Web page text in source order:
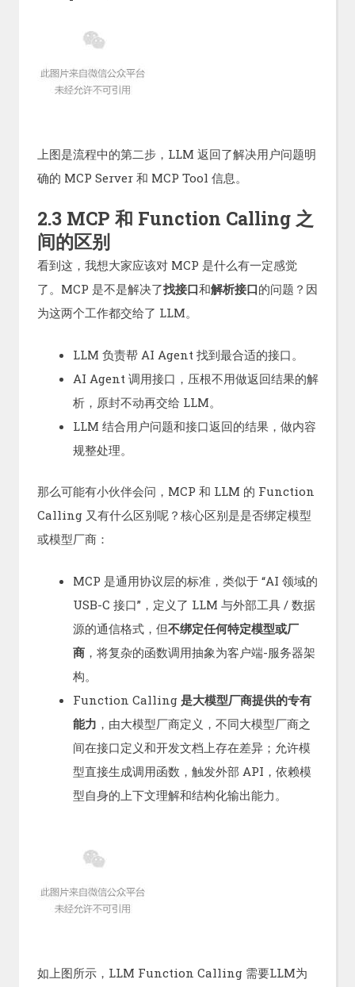
上图是流程中的第二步，LLM 返回了解决用户问题明
确的 MCP Server 和 MCP Tool 信息。
2.3 MCP 和 Function Calling 之
间的区别
看到这，我想大家应该对 MCP 是什么有一定感觉
了。MCP 是不是解决了找接口和解析接口的问题？因
为这两个工作都交给了 LLM。
LLM 负责帮 AI Agent 找到最合适的接口。
AI Agent 调用接口，压根不用做返回结果的解
析，原封不动再交给 LLM。
LLM 结合用户问题和接口返回的结果，做内容
规整处理。
那么可能有小伙伴会问，MCP 和 LLM 的 Function
Calling 又有什么区别呢？核心区别是是否绑定模型
或模型厂商：
MCP 是通用协议层的标准，类似于 “AI 领域的
USB-C 接口”，定义了 LLM 与外部工具 / 数据
源的通信格式，但不绑定任何特定模型或厂
商，将复杂的函数调用抽象为客户端-服务器架
构。
Function Calling 是大模型厂商提供的专有
能力 ，由大模型厂商定义，不同大模型厂商之
间在接口定义和开发文档上存在差异；允许模
型直接生成调用函数，触发外部 API，依赖模
型自身的上下文理解和结构化输出能力。
如上图所示，LLM Function Calling 需要LLM为